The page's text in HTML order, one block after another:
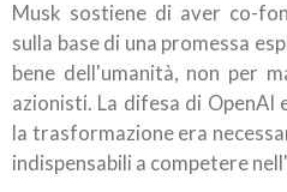
Musk sostiene di aver co-
sulla base di una promessa
bene dell'umanità, non per
azionisti. La difesa di OpenAI
la trasformazione era
indispensabili a competere